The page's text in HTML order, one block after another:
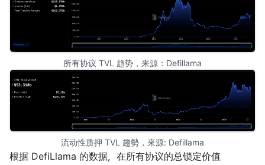
所有协议 TVL 趋势，来源： Defillama
流动性质押 TVL 趨勢，來源: Defillama
根据 DefiLlama 的数据，在所有协议的总锁定价值